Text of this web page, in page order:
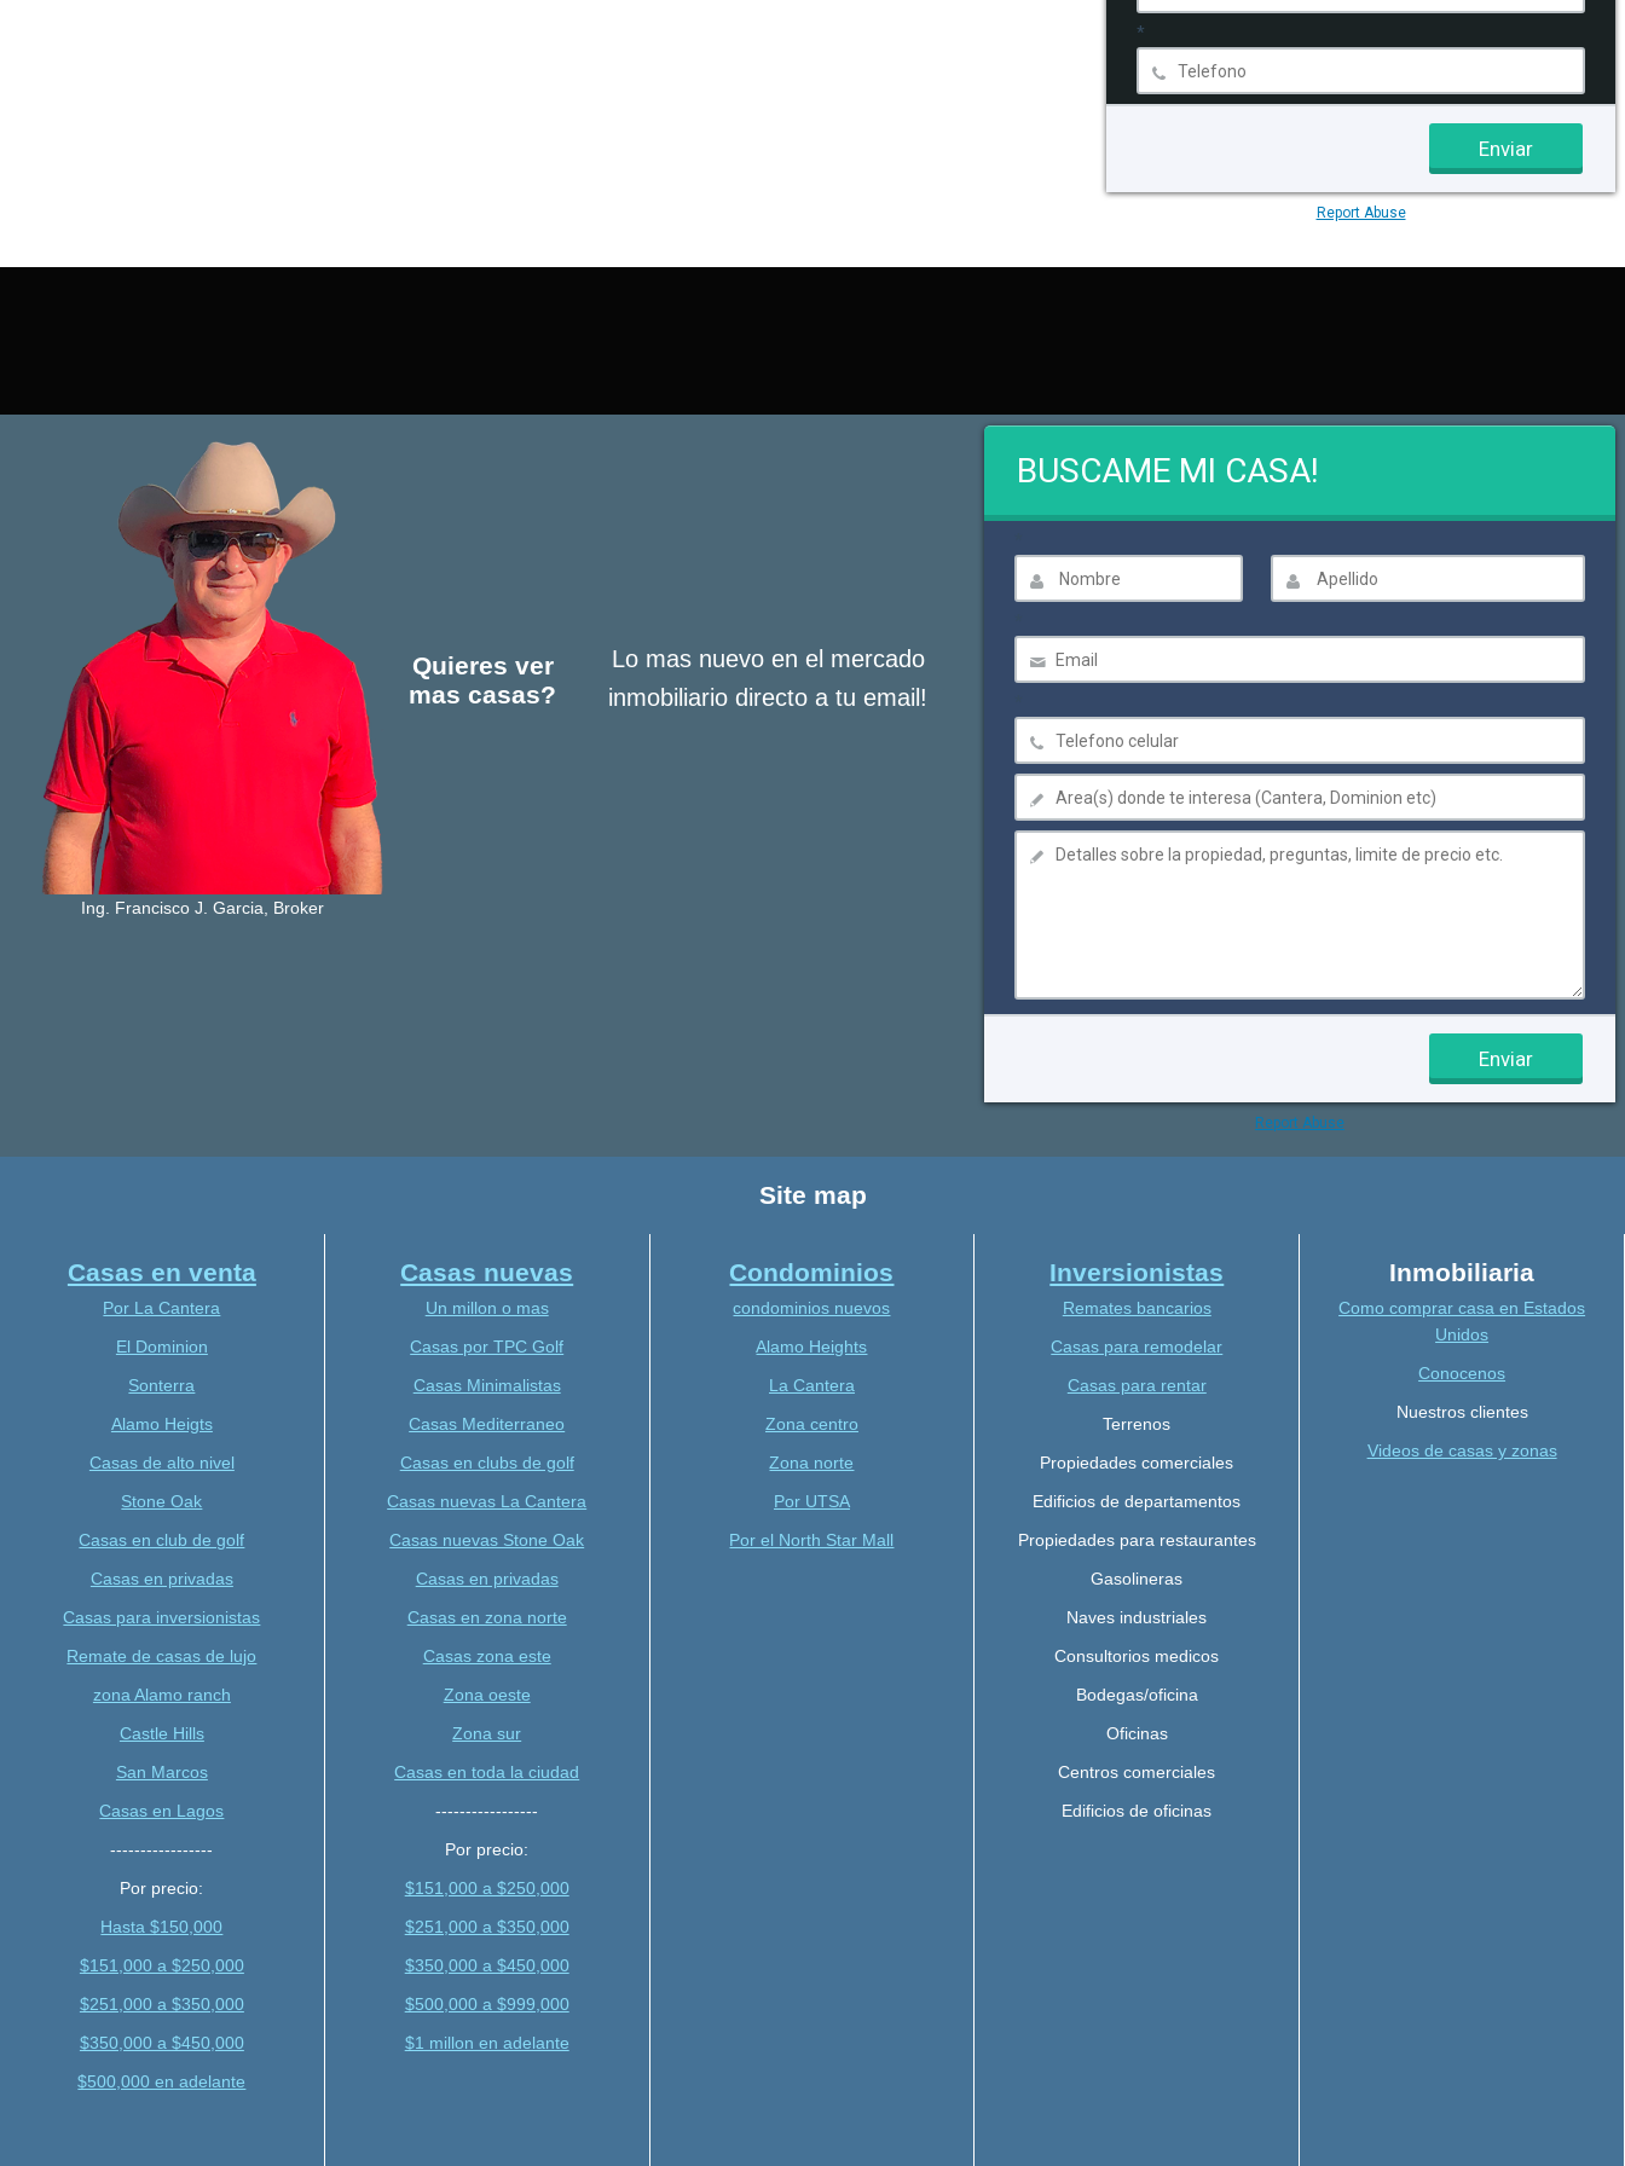
Ing. Francisco J. Garcia, Broker
Quieres ver
mas casas?
Lo mas nuevo en el mercado
inmobiliario directo a tu email!
Site map
Casas en venta
Por La Cantera
El Dominion
Sonterra
Alamo Heigts
Casas de alto nivel
Stone Oak
Casas en club de golf
Casas en privadas
Casas para inversionistas
Remate de casas de lujo
zona Alamo ranch
Castle Hills
San Marcos
Casas en Lagos
-----------------
Por precio:
Hasta $150,000
$151,000 a $250,000
$251,000 a $350,000
$350,000 a $450,000
$500,000 en adelante
Casas nuevas
Un millon o mas
Casas por TPC Golf
Casas Minimalistas
Casas Mediterraneo
Casas en clubs de golf
Casas nuevas La Cantera
Casas nuevas Stone Oak
Casas en privadas
Casas en zona norte
Casas zona este
Zona oeste
Zona sur
Casas en toda la ciudad
-----------------
Por precio:
$151,000 a $250,000
$251,000 a $350,000
$350,000 a $450,000
$500,000 a $999,000
$1 millon en adelante
Condominios
condominios nuevos
Alamo Heights
La Cantera
Zona centro
Zona norte
Por UTSA
Por el North Star Mall
Inversionistas
Remates bancarios
Casas para remodelar
Casas para rentar
Terrenos
Propiedades comerciales
Edificios de departamentos
Propiedades para restaurantes
Gasolineras
Naves industriales
Consultorios medicos
Bodegas/oficina
Oficinas
Centros comerciales
Edificios de oficinas
Inmobiliaria
Como comprar casa en Estados
Unidos
Conocenos
Nuestros clientes
Videos de casas y zonas